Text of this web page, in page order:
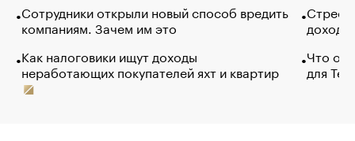
Сотрудники открыли новый способ вредить
компаниям. Зачем им это
Как налоговики ищут доходы
неработающих покупателей яхт и квартир
Что
для